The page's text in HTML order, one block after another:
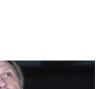
Pagina
Pagina